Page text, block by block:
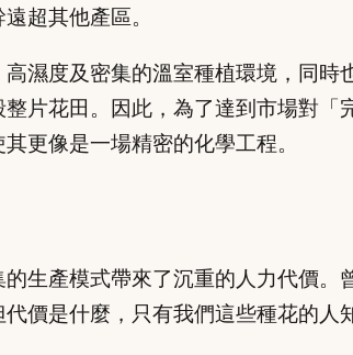
超其他產區。
濕度及密集的溫室種植環境，同
片花田。因此，為了達到市場對
更像是一場精密的化學工程。
生產模式帶來了沉重的人力代價
價是什麼，只有我們這些種花的人